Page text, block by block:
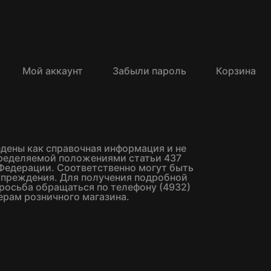
Мой аккаунт Забыли пароль Корзина
как справочная информация и не
положениями статьи 437
Соответственно могут быть
Для получения подробной
обращаться по телефону (4932)
розничного магазина.